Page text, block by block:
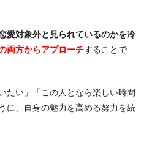
愛対象外と見られているのかを冷
両方からアプローチすることで
たい」「この人となら楽しい時間
に、自身の魅力を高める努力を続